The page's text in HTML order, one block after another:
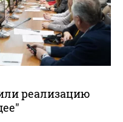
реализацию